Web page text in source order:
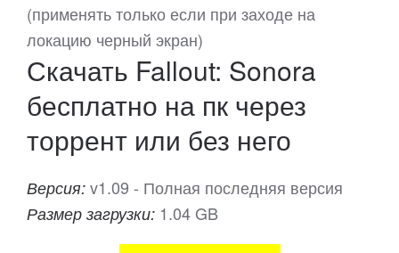
(применять только если при заходе на
локацию черный экран)
Скачать Fallout: Sonora
бесплатно на пк через
торрент или без него
Версия: v1.09 - Полная последняя версия
Размер загрузки: 1.04 GB